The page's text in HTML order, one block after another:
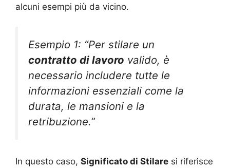
alcuni esempi più da vicino.
Esempio 1: “Per stilare un
contratto di lavoro valido, è
necessario includere tutte le
informazioni essenziali come la
durata, le mansioni e la
retribuzione.”
In questo caso, Significato di Stilare si riferisce